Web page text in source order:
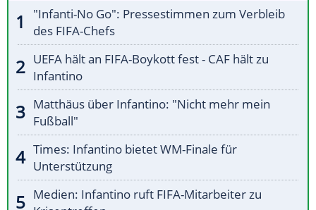
"Infanti-No Go": Pressestimmen zum Verbleib
des FIFA-Chefs
UEFA hält an FIFA-Boykott fest - CAF hält zu
Infantino
Matthäus über Infantino: "Nicht mehr mein
Fußball"
Times: Infantino bietet WM-Finale für
Unterstützung
Medien: Infantino ruft FIFA-Mitarbeiter zu